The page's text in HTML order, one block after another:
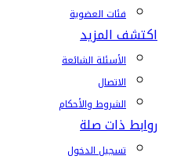
فئات العضوية
اكتشف المزيد
الأسئلة الشائعة
الاتصال
الشروط والأحكام
روابط ذات صلة
تسجيل الدخول